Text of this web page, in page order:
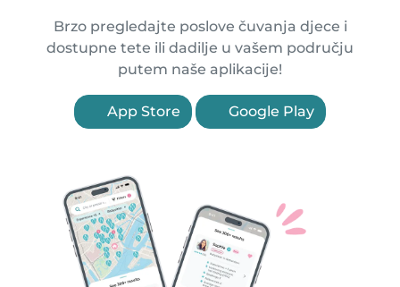
Brzo pregledajte poslove čuvanja djece i
dostupne tete ili dadilje u vašem području
putem naše aplikacije!
App Store Google Play